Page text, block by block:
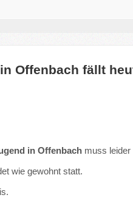
Offenbach fällt
in Offenbachmuss leider
wie gewohnt statt.